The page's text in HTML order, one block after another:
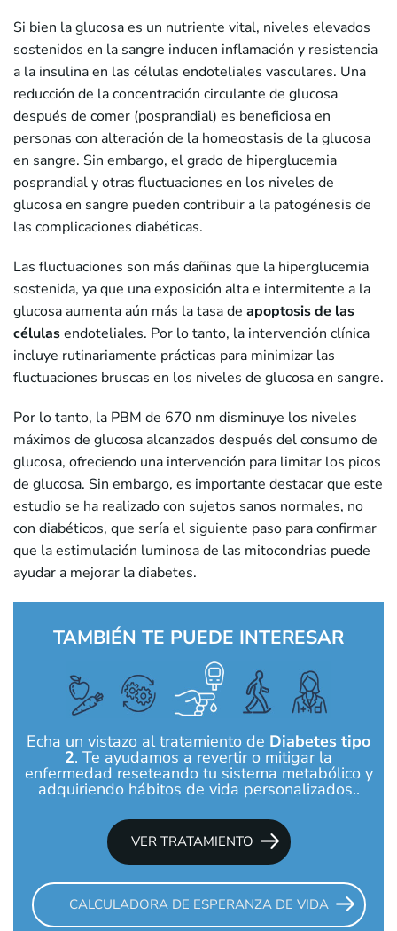
Si bien la glucosa es un nutriente vital, niveles elevados
sostenidos en la sangre inducen inflamación y resistencia
a la insulina en las células endoteliales vasculares. Una
reducción de la concentración circulante de glucosa
después de comer (posprandial) es beneficiosa en
personas con alteración de la homeostasis de la glucosa
en sangre. Sin embargo, el grado de hiperglucemia
posprandial y otras fluctuaciones en los niveles de
glucosa en sangre pueden contribuir a la patogénesis de
las complicaciones diabéticas.
Las fluctuaciones son más dañinas que la hiperglucemia
sostenida, ya que una exposición alta e intermitente a la
glucosa aumenta aún más la tasa de apoptosis de las
célulasendoteliales. Por lo tanto, la intervención clínica
incluye rutinariamente prácticas para minimizar las
fluctuaciones bruscas en los niveles de glucosa en sangre.
Por lo tanto, la PBM de 670 nm disminuye los niveles
máximos de glucosa alcanzados después del consumo de
glucosa, ofreciendo una intervención para limitar los picos
de glucosa. Sin embargo, es importante destacar que este
estudio se ha realizado con sujetos sanos normales, no
con diabéticos, que sería el siguiente paso para confirmar
que la estimulación luminosa de las mitocondrias puede
ayudar a mejorar la diabetes.
TAMBIÉN TE PUEDE INTERESAR
Echa un vistazo al tratamiento de Diabetes tipo
2. Te ayudamos a revertir o mitigar la
enfermedad reseteando tu sistema metabólico y
adquiriendo hábitos de vida personalizados..
VER TRATAMIENTO
CALCULADORA DE ESPERANZA DE VIDA